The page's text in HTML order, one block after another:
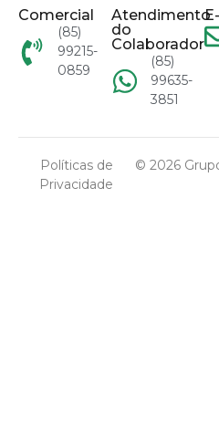
Comercial
(85)
99215-
0859
Atendimento
do
Colaborador
(85)
99635-
3851
© 2026
Políticas de
Privacidade